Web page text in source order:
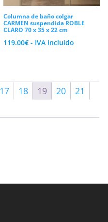
Columna de baño colgar
CARMEN suspendida ROBLE
CLARO 70 x 35 x 22 cm
119.00€ - IVA incluido
17 18 19 20
21